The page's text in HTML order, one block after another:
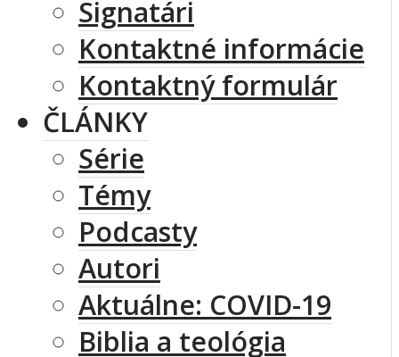
Signatári
Kontaktné informácie
Kontaktný formulár
ČLÁNKY
Série
Témy
Podcasty
Autori
Aktuálne: COVID-19
Biblia a teológia